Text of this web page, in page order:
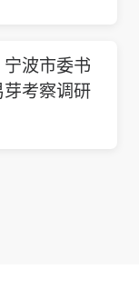
波市委书
考察调研